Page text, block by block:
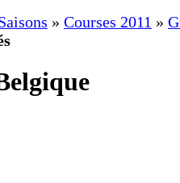
» Courses 2011 »